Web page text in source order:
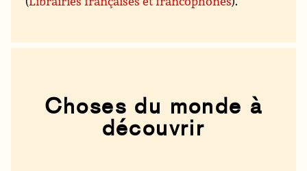
Choses du monde à
découvrir